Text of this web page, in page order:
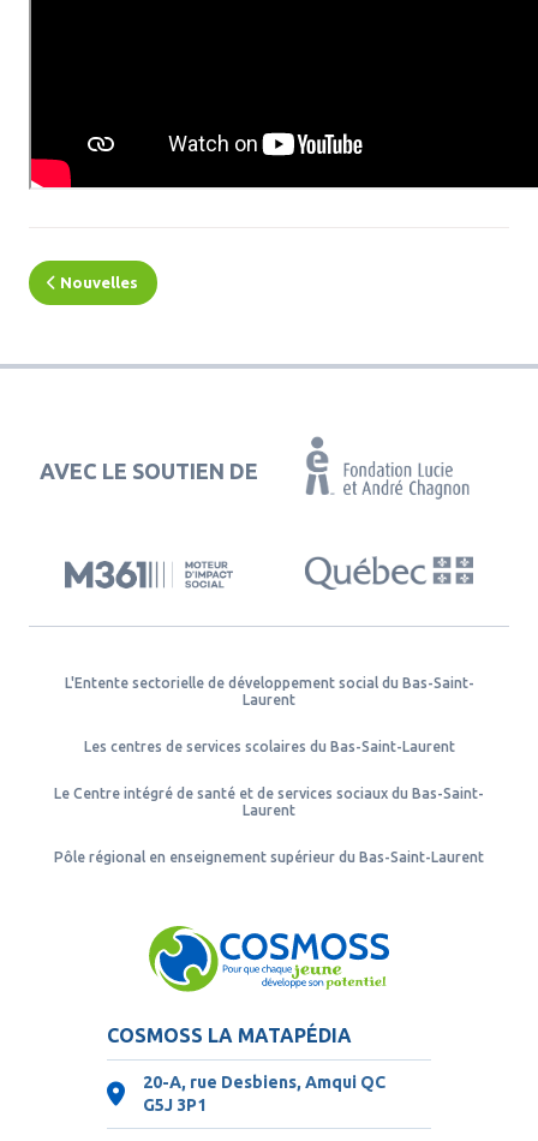
Nouvelles
AVEC LE SOUTIEN DE
L'Entente sectorielle de développement social du Bas-Saint-
Laurent
Les centres de services scolaires du Bas-Saint-Laurent
Le Centre intégré de santé et de services sociaux du Bas-Saint-
Laurent
Pôle régional en enseignement supérieur du Bas-Saint-Laurent
COSMOSS LA MATAPÉDIA
20-A, rue Desbiens, Amqui QC
G5J 3P1